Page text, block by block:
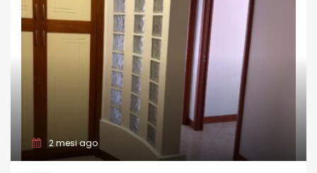
2 mesi ago